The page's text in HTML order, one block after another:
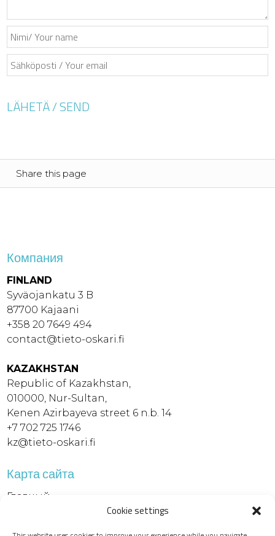
Cookie settings
Share this page
Компания
FINLAND
Syväojankatu 3 B
87700 Kajaani
+358 20 7649 494
contact@tieto-oskari.fi
KAZAKHSTAN
Republic of Kazakhstan,
010000, Nur-Sultan,
Kenen Azirbayeva street 6 n.b. 14
+7 702 725 1746
kz@tieto-oskari.fi
Карта сайта
Главный